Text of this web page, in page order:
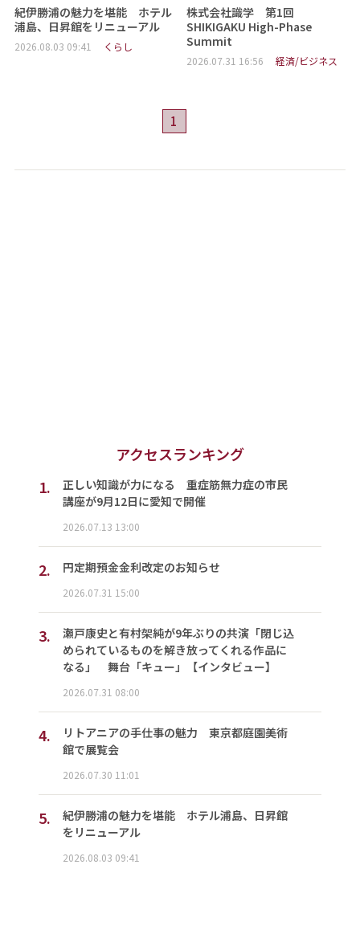
紀伊勝浦の魅力を堪能 ホテル
浦島、日昇館をリニューアル
2026.08.03 09:41 くらし
株式会社識学 第1回
SHIKIGAKU High-Phase
Summit
2026.07.31 16:56 経済/ビジネス
1
アクセスランキング
1.
正しい知識が力になる 重症筋無力症の市民
講座が9月12日に愛知で開催
2026.07.13 13:00
2. 円定期預金金利改定のお知らせ
2026.07.31 15:00
3.
瀬戸康史と有村架純が9年ぶりの共演「閉じ込
められているものを解き放ってくれる作品に
なる」 舞台「キュー」【インタビュー】
2026.07.31 08:00
4.
リトアニアの手仕事の魅力 東京都庭園美術
館で展覧会
2026.07.30 11:01
5.
紀伊勝浦の魅力を堪能 ホテル浦島、日昇館
をリニューアル
2026.08.03 09:41